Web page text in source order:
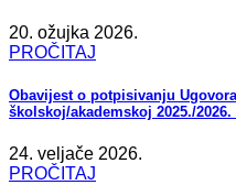
20. ožujka 2026.
PROČITAJ
Obavijest o potpisivanju
školskoj/akademskoj 2025./
24. veljače 2026.
PROČITAJ